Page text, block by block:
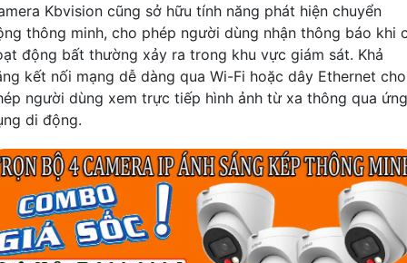
Kbvision cũng sở hữu tính năng phát hiện chuyển
thông minh, cho phép người dùng nhận thông báo khi
động bất thường xảy ra trong khu vực giám sát. Khả
kết nối mạng dễ dàng qua Wi-Fi hoặc dây Ethernet cho
người dùng xem trực tiếp hình ảnh từ xa thông qua ứng
di động.